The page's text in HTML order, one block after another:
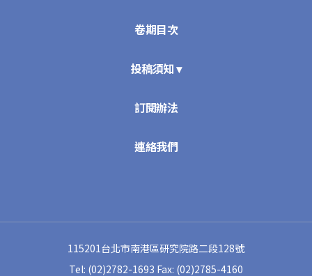
卷期目次
投稿須知 ▾
訂閱辦法
連絡我們
115201台北市南港區研究院路二段128號
Tel: (02)2782-1693 Fax: (02)2785-4160